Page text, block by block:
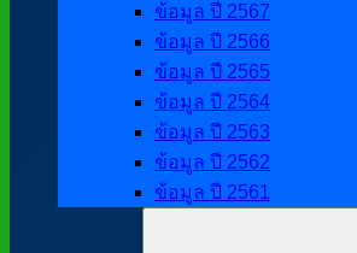
ข้อมูล ปี 2567
ข้อมูล ปี 2566
ข้อมูล ปี 2565
ข้อมูล ปี 2564
ข้อมูล ปี 2563
ข้อมูล ปี 2562
ข้อมูล ปี 2561